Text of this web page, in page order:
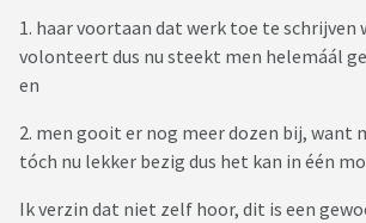
1. haar voortaan dat werk toe te schrijven
volonteert dus nu steekt men helemáál
en
2. men gooit er nog meer dozen bij, want
tóch nu lekker bezig dus het kan in één
Ik verzin dat niet zelf hoor, dit is een